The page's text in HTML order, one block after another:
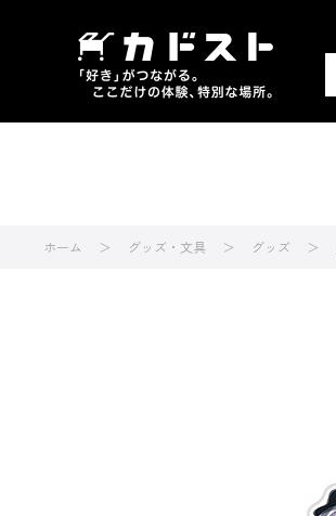
ホーム グッズ・文具 グッズ